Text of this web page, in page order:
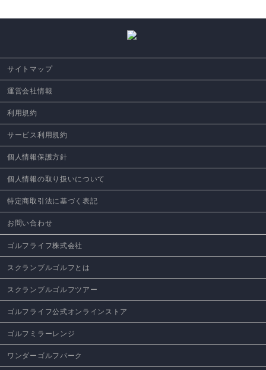
サイトマップ
運営会社情報
利用規約
サービス利用規約
個人情報保護方針
個人情報の取り扱いについて
特定商取引法に基づく表記
お問い合わせ
ゴルフライフ株式会社
スクランブルゴルフとは
スクランブルゴルフツアー
ゴルフライフ公式オンラインストア
ゴルフミラーレンジ
ワンダーゴルフパーク